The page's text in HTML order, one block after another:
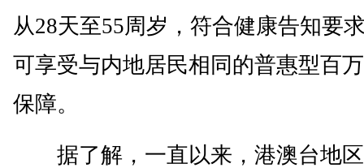
从28天至55周岁，符合健康告知要
可享受与内地居民相同的普惠型百
保障。
据了解，一直以来，港澳台地